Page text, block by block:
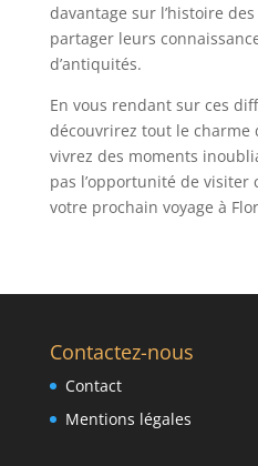
davantage sur l’histoire
partager leurs
d’antiquités.
En vous rendant sur ces
découvrirez tout le charme
vivrez des moments
pas l’opportunité de visiter
votre prochain voyage à
Contactez-nous
Contact
Mentions légales